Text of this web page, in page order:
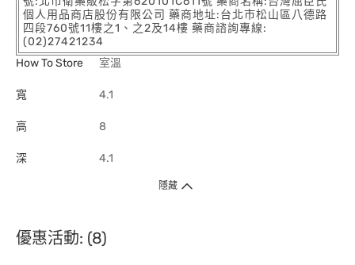
個人用品商店股份有限公司 藥商地址:台北市松山區八德路
四段760號11樓之1、之2及14樓 藥商諮詢專線:
(02)27421234
How To Store
室溫
寬 4.1
高 8
深 4.1
隱藏
優惠活動: (8)